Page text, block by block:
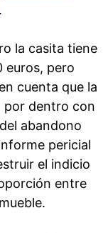
la casita tiene
euros, pero
cuenta que la
por dentro con
abandono
pericial
el indicio
entre